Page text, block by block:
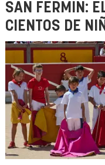
SAN FERMÍN:
CIENTOS DE